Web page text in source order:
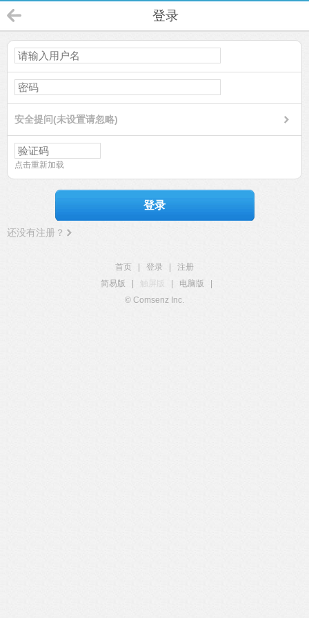
登录
安全提问(未设置请忽略)
点击重新加载
登录
还没有注册？
首页 登录
注册
简易版
触屏版 电脑版
© Comsenz Inc.